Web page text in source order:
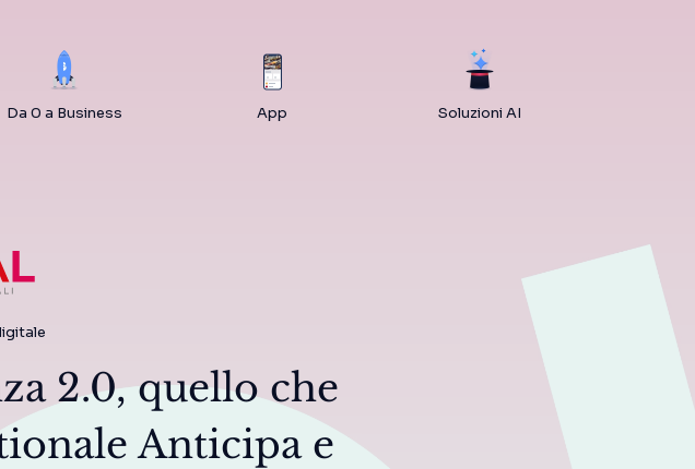
Da 0 a Business App Soluzioni AI
2.0, quello che
Anticipa e